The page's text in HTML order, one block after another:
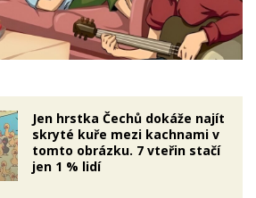
Jen hrstka Čechů dokáže najít
skryté kuře mezi kachnami v
tomto obrázku. 7 vteřin stačí
jen 1 % lidí